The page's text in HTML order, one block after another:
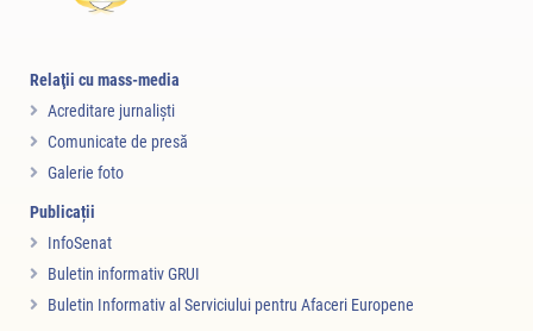
Relaţii cu mass-media
Acreditare jurnalişti
Comunicate de presă
Galerie foto
Publicații
InfoSenat
Buletin informativ GRUI
Buletin Informativ al Serviciului pentru Afaceri Europene